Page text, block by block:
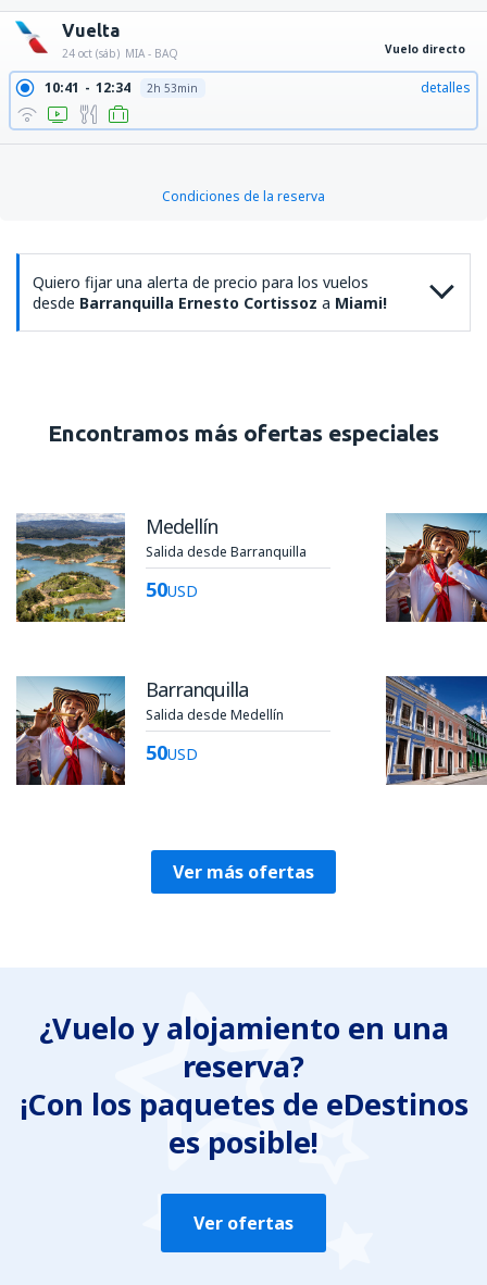
Vuelta
24 oct (sáb) MIA - BAQ Vuelo directo
10:41 12:34 2h 53min detalles
Condiciones de la reserva
Quiero fijar una alerta de precio para los vuelos
desde Barranquilla Ernesto Cortissoz a Miami!
Encontramos más ofertas especiales
Medellín
Salida desde Barranquilla
50USD
Barranquilla
Salida desde Medellín
50USD
Ver más ofertas
¿Vuelo y alojamiento en una
reserva?
¡Con los paquetes de eDestinos
es posible!
Ver ofertas